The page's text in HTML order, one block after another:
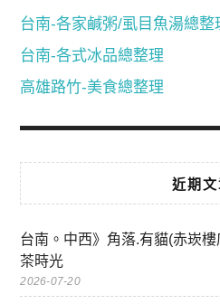
台南-各家鹹粥/虱目魚湯總整
台南-各式冰品總整理
高雄路竹-美食總整理
近期文
台南。中西》角落.有貓(赤崁
茶時光
2026-07-20